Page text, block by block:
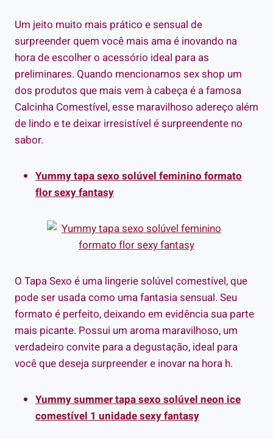
Um jeito muito mais prático e sensual de
surpreender quem você mais ama é inovando na
hora de escolher o acessório ideal para as
preliminares. Quando mencionamos sex shop um
dos produtos que mais vem à cabeça é a famosa
Calcinha Comestível, esse maravilhoso adereço além
de lindo e te deixar irresistível é surpreendente no
sabor.
Yummy tapa sexo solúvel feminino formato
flor sexy fantasy
O Tapa Sexo é uma lingerie solúvel comestível, que
pode ser usada como uma fantasia sensual. Seu
formato é perfeito, deixando em evidência sua parte
mais picante. Possui um aroma maravilhoso, um
verdadeiro convite para a degustação, ideal para
você que deseja surpreender e inovar na hora h.
Yummy summer tapa sexo solúvel neon ice
comestível 1 unidade sexy fantasy